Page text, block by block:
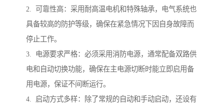
2. 可靠性高：采用耐高温电机和特殊轴承，电气系统也
具备较高的防护等级，确保在紧急情况下因自身故障而
停止工作。
3. 电源要求严格：必须采用消防电源，通常配备双路供
电和自动切换功能，确保在主电源切断时能立即启用备
用电源，保证不间断运行。
4. 启动方式多样：除了常规的自动和手动启动，还设有